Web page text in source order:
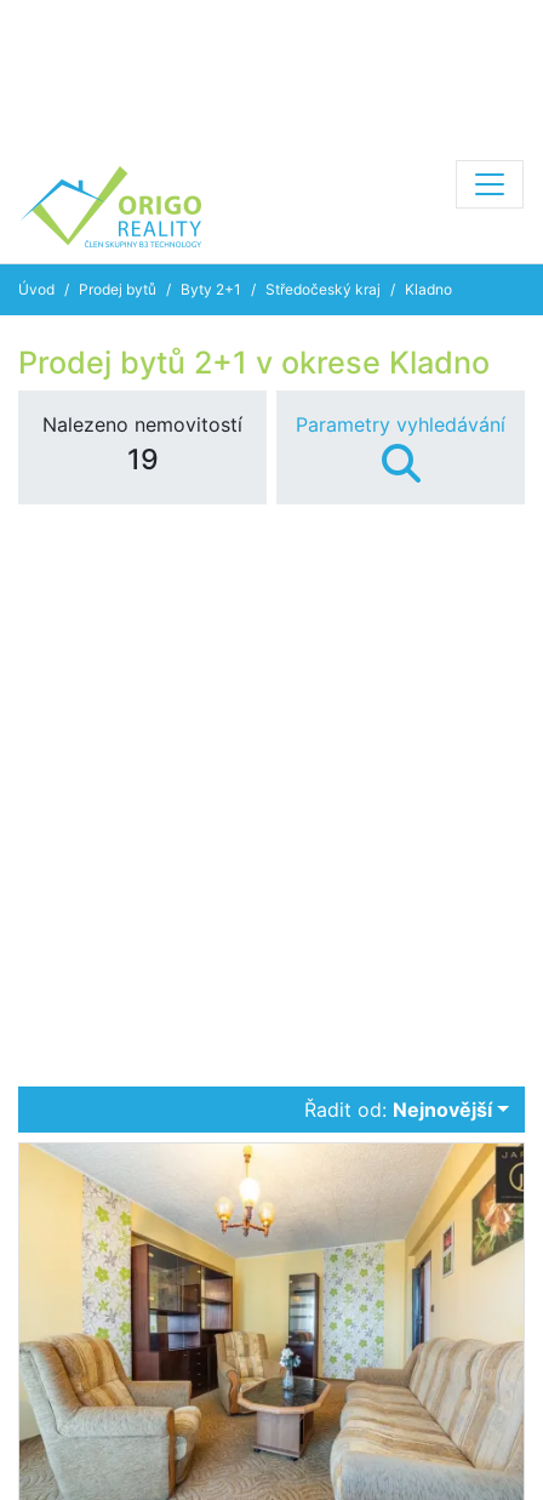
Úvod Prodej bytů Byty 2+1 Středočeský kraj Kladno
Prodej bytů 2+1 v okrese Kladno
Nalezeno nemovitostí
19
Parametry vyhledávání
Řadit od: Nejnovější